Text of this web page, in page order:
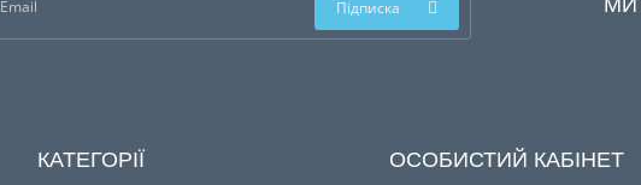
Підписка
КАТЕГОРІЇ ОСОБИСТИЙ КАБІНЕТ